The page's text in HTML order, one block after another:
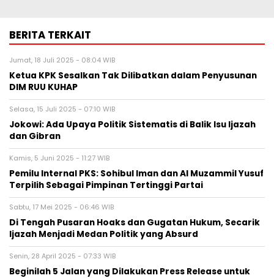
BERITA TERKAIT
Jumat, 18 Juli 2025 - 08:04 WIB
Ketua KPK Sesalkan Tak Dilibatkan dalam Penyusunan
DIM RUU KUHAP
Selasa, 15 Juli 2025 - 07:10 WIB
Jokowi: Ada Upaya Politik Sistematis di Balik Isu Ijazah
dan Gibran
Kamis, 5 Juni 2025 - 11:27 WIB
Pemilu Internal PKS: Sohibul Iman dan Al Muzammil Yusuf
Terpilih Sebagai Pimpinan Tertinggi Partai
Sabtu, 17 Mei 2025 - 06:46 WIB
Di Tengah Pusaran Hoaks dan Gugatan Hukum, Secarik
Ijazah Menjadi Medan Politik yang Absurd
Senin, 28 April 2025 - 07:33 WIB
Beginilah 5 Jalan yang Dilakukan Press Release untuk